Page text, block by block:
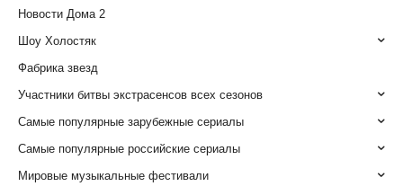
Новости Дома 2
Шоу Холостяк
Фабрика звезд
Участники битвы экстрасенсов всех сезонов
Самые популярные зарубежные сериалы
Самые популярные российские сериалы
Мировые музыкальные фестивали